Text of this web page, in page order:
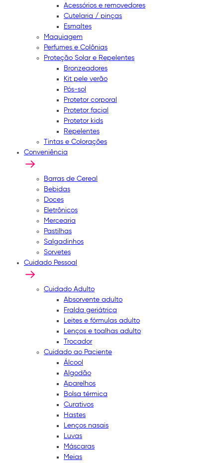
Acessórios e removedores
Cutelaria / pinças
Esmaltes
Maquiagem
Perfumes e Colônias
Proteção Solar e Repelentes
Bronzeadores
Kit pele verão
Pós-sol
Protetor corporal
Protetor facial
Protetor kids
Repelentes
Tintas e Colorações
Conveniência
Barras de Cereal
Bebidas
Doces
Eletrônicos
Mercearia
Pastilhas
Salgadinhos
Sorvetes
Cuidado Pessoal
Cuidado Adulto
Absorvente adulto
Fralda geriátrica
Leites e fórmulas adulto
Lenços e toalhas adulto
Trocador
Cuidado ao Paciente
Álcool
Algodão
Aparelhos
Bolsa térmica
Curativos
Hastes
Lenços nasais
Luvas
Máscaras
Meias